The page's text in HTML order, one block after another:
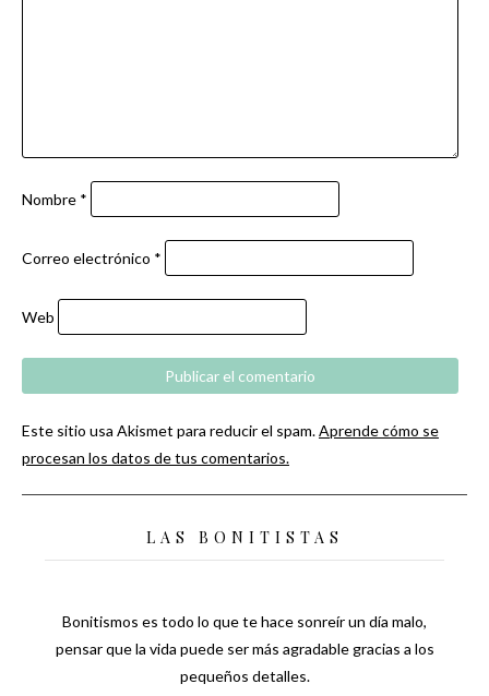
Nombre *
Correo electrónico *
Web
Este sitio usa Akismet para reducir el spam.Aprende cómo se
procesan los datos de tus comentarios.
LAS BONITISTAS
Bonitismos es todo lo que te hace sonreír un día malo,
pensar que la vida puede ser más agradable gracias a los
pequeños detalles.